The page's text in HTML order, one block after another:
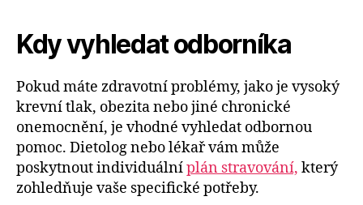
Kdy vyhledat odborníka
Pokud máte zdravotní problémy, jako je vysoký
krevní tlak, obezita nebo jiné chronické
onemocnění, je vhodné vyhledat odbornou
pomoc. Dietolog nebo lékař vám může
poskytnout individuálníplán stravování, který
zohledňuje vaše specifické potřeby.